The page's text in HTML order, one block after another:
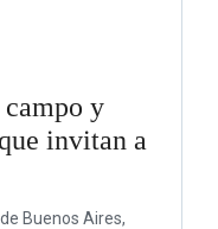
y
invitan a
Buenos Aires,